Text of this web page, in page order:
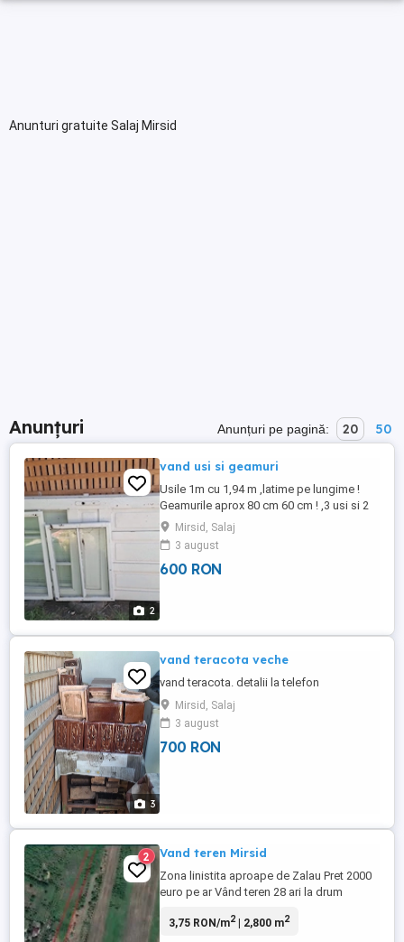
Anunturi gratuite Salaj Mirsid
Anunțuri Anunțuri pe pagină: 20 50
2
vand usi si geamuri
Usile 1m cu 1,94 m ,latime pe lungime !
Geamurile aprox 80 cm 60 cm ! ,3 usi si 2
geamuri ! detalii la telefon
Mirsid, Salaj
3 august
600 RON
3
vand teracota veche
vand teracota. detalii la telefon
Mirsid, Salaj
3 august
700 RON
2 Vand teren Mirsid
Zona linistita aproape de Zalau Pret 2000
euro pe ar Vând teren 28 ari la drum
strada aprox 23 metri liniari!! Cu
3,75 RON/m2| 2,800 m2